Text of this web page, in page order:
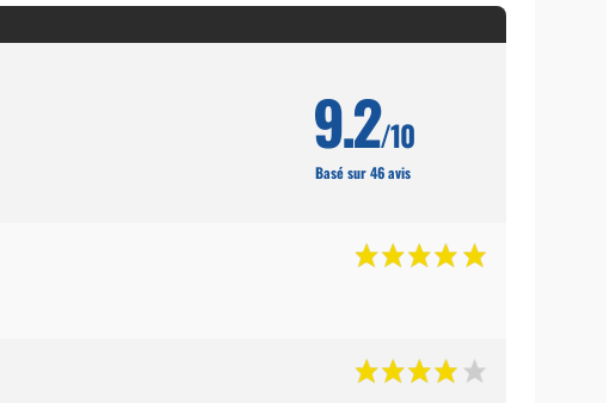
9.2/10
Basé sur 46 avis